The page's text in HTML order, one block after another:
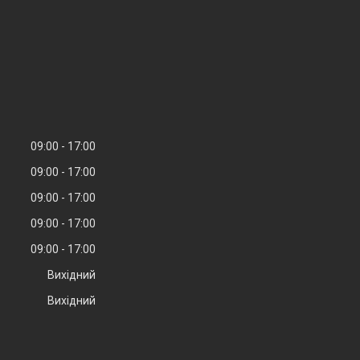
09:00
17:00
09:00
17:00
09:00
17:00
09:00
17:00
09:00
17:00
Вихідний
Вихідний